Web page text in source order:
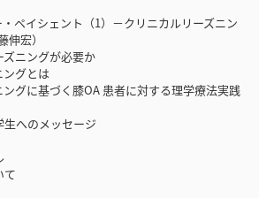
ペイシェント（1）－クリニカルリーズニン
宏）
ニングが必要か
グとは
グに基づく膝OA 患者に対する理学療法実践
へのメッセージ